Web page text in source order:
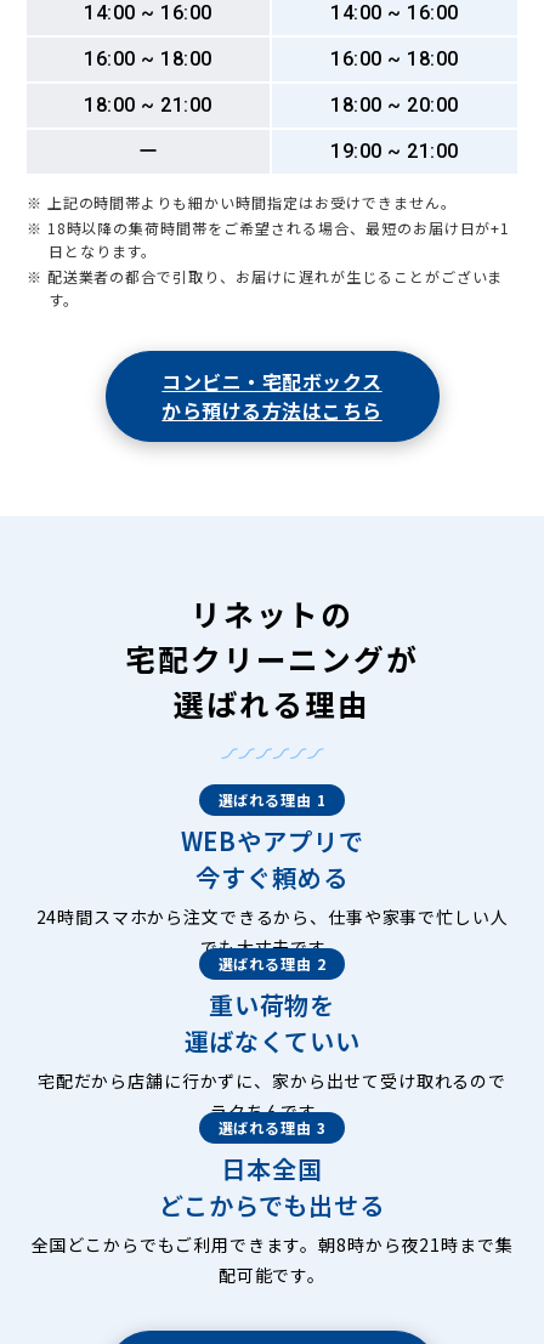
14:00 ~ 16:00
14:00 ~ 16:00
16:00 ~ 18:00
16:00 ~ 18:00
18:00 ~ 21:00
18:00 ~ 20:00
ー
19:00 ~ 21:00
※ 上記の時間帯よりも細かい時間指定はお受けできません。
※ 18時以降の集荷時間帯をご希望される場合、最短のお届け日が+1
日となります。
※ 配送業者の都合で引取り、お届けに遅れが生じることがございま
す。
コンビニ・宅配ボックス
から預ける方法はこちら
リネットの
宅配クリーニングが
選ばれる理由
選ばれる理由 1
WEBやアプリで
今すぐ頼める
24時間スマホから注文できるから、仕事や家事で忙しい人
でも大丈夫です。
選ばれる理由 2
重い荷物を
運ばなくていい
宅配だから店舗に行かずに、家から出せて受け取れるので
ラクちんです。
選ばれる理由 3
日本全国
どこからでも出せる
全国どこからでもご利用できます。朝8時から夜21時まで集
配可能です。